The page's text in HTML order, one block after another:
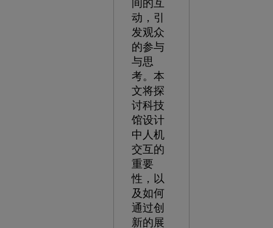
间的互
动，引
发观众
的参与
与思
考。本
文将探
讨科技
馆设计
中人机
交互的
重要
性，以
及如何
通过创
新的展